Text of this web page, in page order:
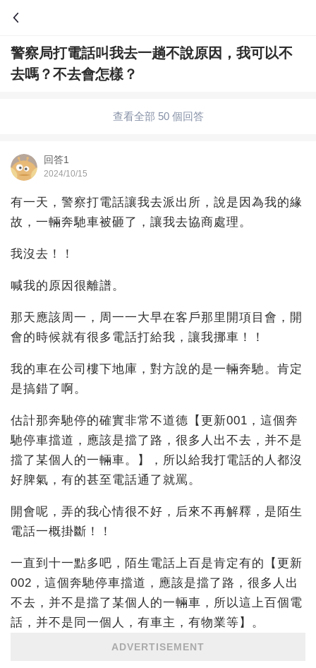
警察局打電話叫我去一趟不說原因，我可以不
去嗎？不去會怎樣？
查看全部 50 個回答
回答1
2024/10/15
有一天，警察打電話讓我去派出所，說是因為我的緣
故，一輛奔馳車被砸了，讓我去協商處理。
我沒去！！
喊我的原因很離譜。
那天應該周一，周一一大早在客戶那里開項目會，開
會的時候就有很多電話打給我，讓我挪車！！
我的車在公司樓下地庫，對方說的是一輛奔馳。肯定
是搞錯了啊。
估計那奔馳停的確實非常不道德【更新001，這個奔
馳停車擋道，應該是擋了路，很多人出不去，并不是
擋了某個人的一輛車。】，所以給我打電話的人都沒
好脾氣，有的甚至電話通了就罵。
開會呢，弄的我心情很不好，后來不再解釋，是陌生
電話一概掛斷！！
一直到十一點多吧，陌生電話上百是肯定有的【更新
002，這個奔馳停車擋道，應該是擋了路，很多人出
不去，并不是擋了某個人的一輛車，所以這上百個電
話，并不是同一個人，有車主，有物業等】。
ADVERTISEMENT
問答